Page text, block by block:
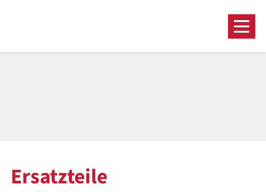
Ersatzteile